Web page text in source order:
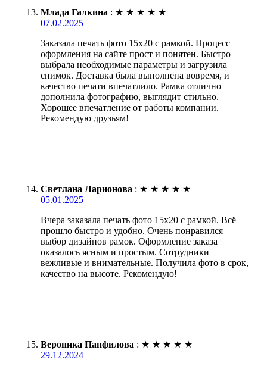
Млада Галкина : ★ ★ ★ ★ ★
07.02.2025
Заказала печать фото 15х20 с рамкой. Процесс
оформления на сайте прост и понятен. Быстро
выбрала необходимые параметры и загрузила
снимок. Доставка была выполнена вовремя, и
качество печати впечатлило. Рамка отлично
дополнила фотографию, выглядит стильно.
Хорошее впечатление от работы компании.
Рекомендую друзьям!
Светлана Ларионова : ★ ★ ★ ★ ★
05.01.2025
Вчера заказала печать фото 15х20 с рамкой. Всё
прошло быстро и удобно. Очень понравился
выбор дизайнов рамок. Оформление заказа
оказалось ясным и простым. Сотрудники
вежливые и внимательные. Получила фото в срок,
качество на высоте. Рекомендую!
Вероника Панфилова : ★ ★ ★ ★ ★
29.12.2024